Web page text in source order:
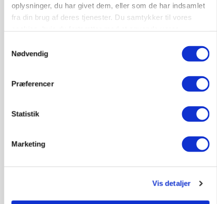
oplysninger, du har givet dem, eller som de har indsamlet
fra din brug af deres tjenester. Du samtykker til vores
Nødvendig
Præferencer
Statistik
Marketing
Vis detaljer
Snart kan man søge tilskud til naturprojekter
Før såmaskinen kører: Her er efterårets største